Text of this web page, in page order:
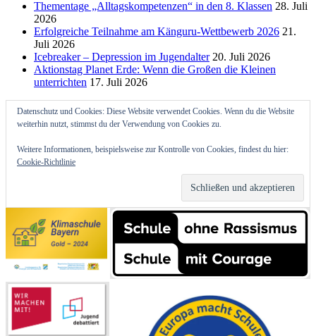
Thementage „Alltagskompetenzen“ in den 8. Klassen 28. Juli
2026
Erfolgreiche Teilnahme am Känguru-Wettbewerb 2026 21.
Juli 2026
Icebreaker – Depression im Jugendalter 20. Juli 2026
Aktionstag Planet Erde: Wenn die Großen die Kleinen
unterrichten 17. Juli 2026
Datenschutz und Cookies: Diese Website verwendet Cookies. Wenn du die Website
weiterhin nutzt, stimmst du der Verwendung von Cookies zu.
Weitere Informationen, beispielsweise zur Kontrolle von Cookies, findest du hier:
Cookie-Richtlinie